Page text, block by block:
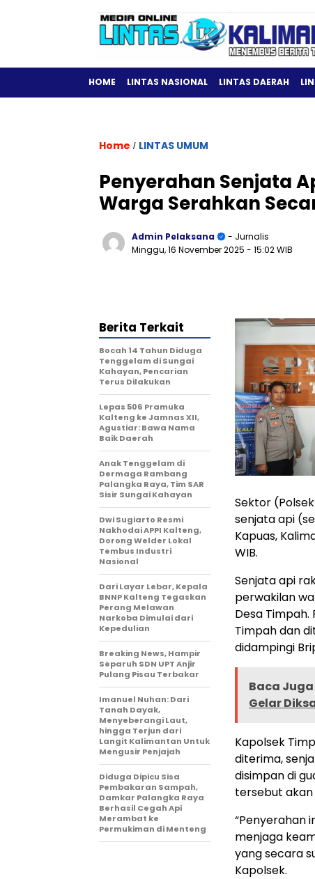
HOME LINTAS NASIONAL LINTAS DAERAH
Home / LINTAS UMUM
Penyerahan Senjata
Warga Serahkan
Admin Pelaksana
- Jurnalis
Minggu, 16 November 2025 - 15:02 WIB
Sektor
senjata api
Kapuas,
WIB.
Senjata api
perwakilan
Desa Timpah.
Timpah dan
didampingi
Baca Juga
Gelar
Kapolsek
diterima,
disimpan di
tersebut akan
“Penyerahan
menjaga
yang secara
Kapolsek.
Berita Terkait
Bocah 14 Tahun Diduga
Tenggelam di Sungai
Kahayan, Pencarian
Terus Dilakukan
Lepas 506 Pramuka
Kalteng ke Jamnas XII,
Agustiar: Bawa Nama
Baik Daerah
Anak Tenggelam di
Dermaga Rambang
Palangka Raya, Tim SAR
Sisir Sungai Kahayan
Dwi Sugiarto Resmi
Nakhodai APPI Kalteng,
Dorong Welder Lokal
Tembus Industri
Nasional
Dari Layar Lebar, Kepala
BNNP Kalteng Tegaskan
Perang Melawan
Narkoba Dimulai dari
Kepedulian
Breaking News, Hampir
Separuh SDN UPT Anjir
Pulang Pisau Terbakar
Imanuel Nuhan: Dari
Tanah Dayak,
Menyeberangi Laut,
hingga Terjun dari
Langit Kalimantan Untuk
Mengusir Penjajah
Diduga Dipicu Sisa
Pembakaran Sampah,
Damkar Palangka Raya
Berhasil Cegah Api
Merambat ke
Permukiman di Menteng